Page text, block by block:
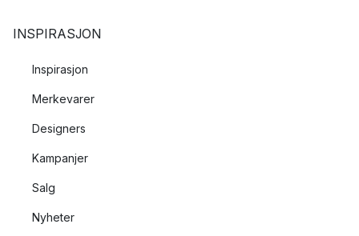
INSPIRASJON
Inspirasjon
Merkevarer
Designers
Kampanjer
Salg
Nyheter